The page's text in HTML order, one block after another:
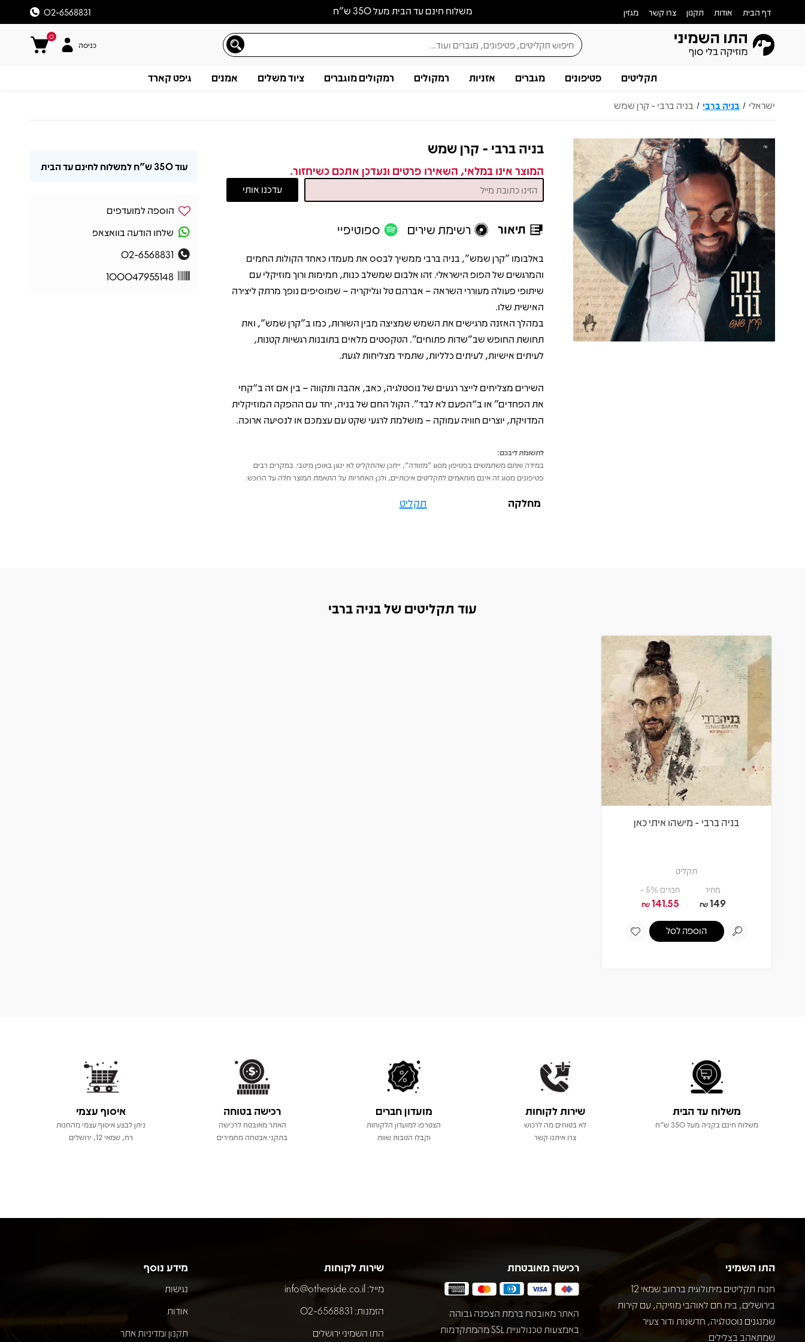
משלוח חינם עד הבית מעל 350 ש״ח דף הבית אודות תקנון צרו קשר מגזין 02-6568831
0
כניסה
תקליטים פטיפונים מגברים אזניות רמקולים רמקולים מוגברים ציוד משלים אמנים גיפט קארד
ישראלי / בניה ברבי / בניה ברבי - קרן שמש
בניה ברבי - קרן שמש
המוצר אינו במלאי, השאירו פרטים ונעדכן אתכם כשיחזור.
תיאור רשימת שירים ספוטיפיי
תיאורבאלבומו "קרן שמש", בניה ברבי ממשיך לבסס את מעמדו כאחד הקולות החמים
והמרגשים של הפופ הישראלי. זהו אלבום שמשלב כנות, חמימות ורוך מוזיקלי עם
שיתופי פעולה מעוררי השראה – אברהם טל וגליקריה – שמוסיפים נופך מרתק ליצירה
האישית שלו.
במהלך האזנה מרגישים את השמש שמציצה מבין השורות, כמו ב"קרן שמש", ואת
תחושת החופש שב"שדות פתוחים". הטקסטים מלאים בתובנות רגשיות קטנות,
לעיתים אישיות, לעיתים כלליות, שתמיד מצליחות לגעת.
השירים מצליחים לייצר רגעים של נוסטלגיה, כאב, אהבה ותקווה – בין אם זה ב“קחי
את הפחדים” או ב“הפעם לא לבד”. הקול החם של בניה, יחד עם ההפקה המוזיקלית
המדויקת, יוצרים חוויה עמוקה – מושלמת לרגעי שקט עם עצמכם או לנסיעה ארוכה.
לתשומת ליבכם:
במידה ואתם משתמשים בפטיפון מסוג "מזוודה", ייתכן שהתקליט לא ינוגן באופן מיטבי. במקרים רבים
פטיפונים מסוג זה אינם מותאמים לתקליטים איכותיים, ולכן האחריות על התאמת המוצר חלה על הרוכש.
מחלקה תקליט
עוד350 ש"ח למשלוח לחינם עד הבית
הוספה למועדפים
שלחו הודעה בוואצאפ
02-6568831
100047955148
עוד תקליטים של בניה ברבי
בניה ברבי - מישהו איתי כאן
תקליט
מחיר
149
₪
חברים 5% -
141.55
₪
הוספה לסל
משלוח עד הבית
משלוח חינם בקניה מעל 350 ש"ח
שירות לקוחות
לא בטוחים מה לרכוש
צרו איתנו קשר
מועדון חברים
הצטרפו למועדון הלקוחות
וקבלו הטבות שוות
רכישה בטוחה
האתר מאובטח לרכישה
בתקני אבטחה מחמירים
איסוף עצמי
ניתן לבצע איסוף עצמי מהחנות
רח, שמאי 12, ירושלים
התו השמיני
חנות תקליטים מיתולוגית ברחוב שמאי 12
בירושלים, בית חם לאוהבי מוזיקה, עם קירות
שמנגנים נוסטלגיה, חדשנות ודור צעיר
שמתאהב בצלילים.
רכישה מאובטחת
האתר מאובטח ברמת הצפנה גבוהה
באמצעות טכנולוגיית SSL מהמתקדמות
שירות לקוחות
מייל: info@otherside.co.il
הזמנות: 02-6568831
התו השמיני ירושלים
מידע נוסף
נגישות
אודות
תקנון ומדיניות אתר